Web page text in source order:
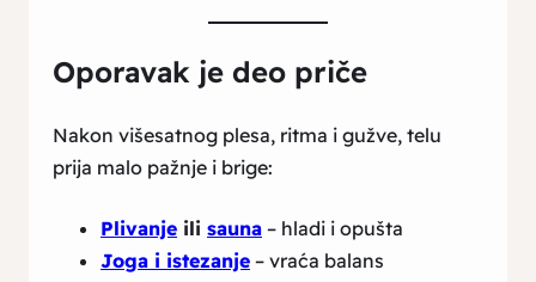
Oporavak je deo priče
Nakon višesatnog plesa, ritma i gužve, telu
prija malo pažnje i brige:
Plivanje ili sauna – hladi i opušta
Joga i istezanje – vraća balans